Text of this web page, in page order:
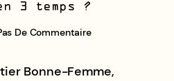
3 temps ?
De Commentaire
Bonne-Femme,